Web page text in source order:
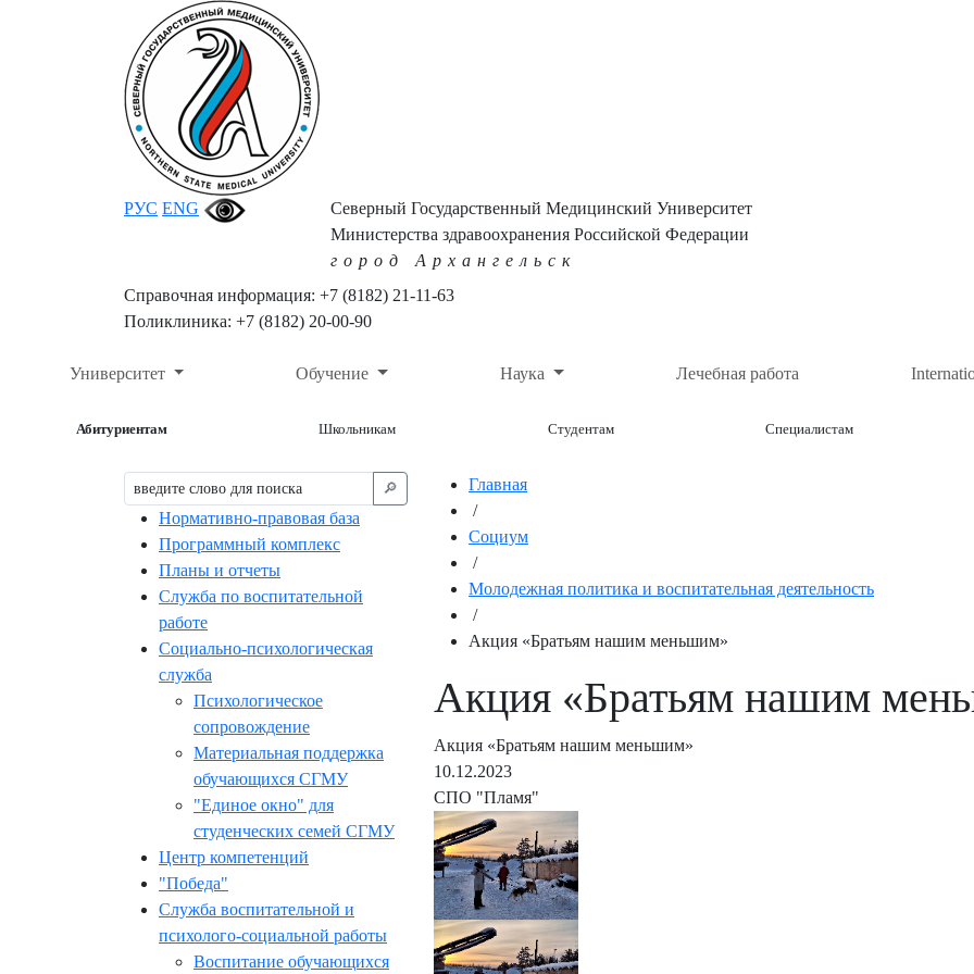
РУС ENG
Северный Государственный Медицинский Университет
Министерства здравоохранения Российской Федерации
город Архангельск
Справочная информация: +7 (8182) 21-11-63
Поликлиника: +7 (8182) 20-00-90
Университет Обучение Наука Лечебная работа
Абитуриентам Школьникам Студентам Специалистам
🔎︎
Нормативно-правовая база
Программный комплекс
Планы и отчеты
Служба по воспитательной
работе
Социально-психологическая
служба
Психологическое
сопровождение
Материальная поддержка
обучающихся СГМУ
"Единое окно" для
студенческих семей СГМУ
Центр компетенций
"Победа"
Служба воспитательной и
психолого-социальной работы
Воспитание обучающихся
Главная
/
Социум
/
Молодежная политика и воспитательная деятельность
/
Акция «Братьям нашим меньшим»
Акция «Братьям нашим
Акция «Братьям нашим меньшим»
10.12.2023
СПО "Пламя"